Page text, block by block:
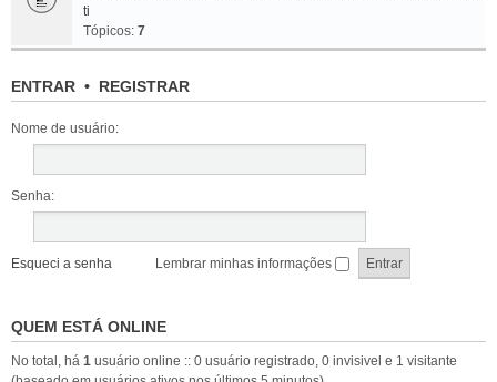
ti
Tópicos: 7
ENTRAR • REGISTRAR
Nome de usuário:
Senha:
Esqueci a senha Lembrar minhas informações
QUEM ESTÁ ONLINE
No total, há 1 usuário online :: 0 usuário registrado, 0 invisivel e 1 visitante